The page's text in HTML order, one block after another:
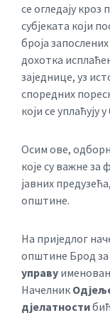
се огледају
субјеката који
броја
дохотка
заједнице, уз
споредних
који се
Осим ове,
које су важне
јавних
општине.
На приједлог
општине Брод за
управу
Начелник
дјелатности